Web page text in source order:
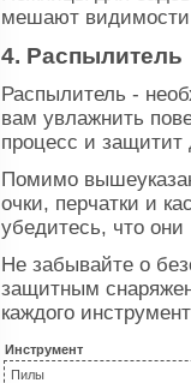
мешают видимости
4. Распылитель
Распылитель -
вам увлажнить
процесс и защитит
Помимо
очки, перчатки и
убедитесь, что
Не забывайте о
защитным
каждого
Инструмент
Пилы